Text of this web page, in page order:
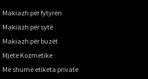
Makiazh për fytyrën
Makiazh për sytë
Makiazh për buzët
Mjete Kozmetike
Më shumë etiketa private